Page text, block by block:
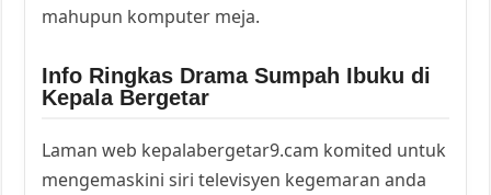
mahupun komputer meja.
Info Ringkas Drama Sumpah Ibuku di
Kepala Bergetar
Laman web kepalabergetar9.cam komited untuk
mengemaskini siri televisyen kegemaran anda